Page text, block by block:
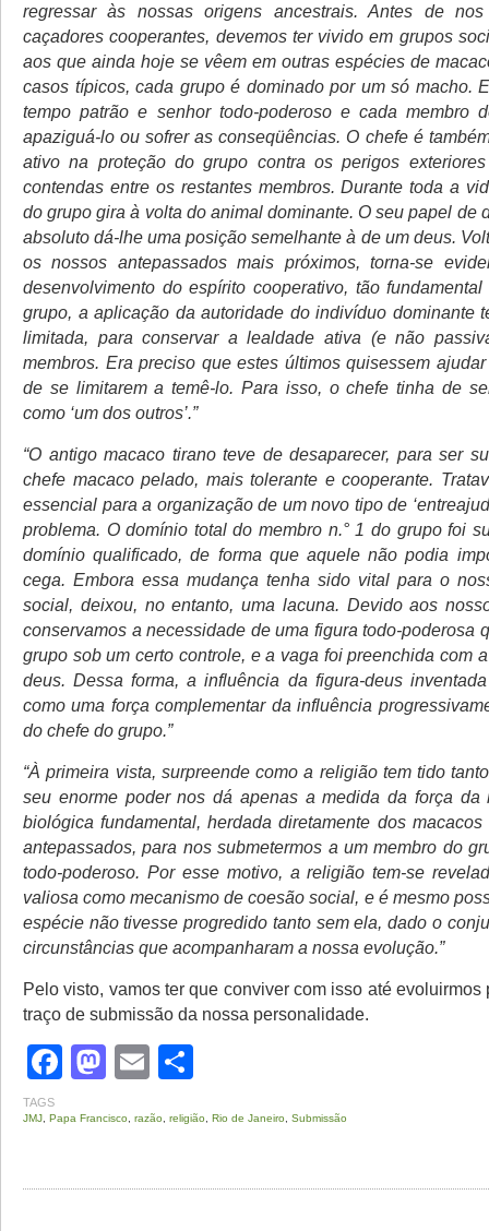
regressar às nossas origens ancestrais. Antes de nos
caçadores cooperantes, devemos ter vivido em grupos
aos que ainda hoje se vêem em outras espécies de
casos típicos, cada grupo é dominado por um só macho.
tempo patrão e senhor todo-poderoso e cada membro
apaziguá-lo ou sofrer as conseqüências. O chefe é
ativo na proteção do grupo contra os perigos
contendas entre os restantes membros. Durante toda a
do grupo gira à volta do animal dominante. O seu papel de
absoluto dá-lhe uma posição semelhante à de um deus.
os nossos antepassados mais próximos, torna-se
desenvolvimento do espírito cooperativo, tão
grupo, a aplicação da autoridade do indivíduo dominante
limitada, para conservar a lealdade ativa (e não
membros. Era preciso que estes últimos quisessem
de se limitarem a temê-lo. Para isso, o chefe tinha de
como ‘um dos outros’.”
“O antigo macaco tirano teve de desaparecer, para ser
chefe macaco pelado, mais tolerante e cooperante.
essencial para a organização de um novo tipo de
problema. O domínio total do membro n.° 1 do grupo foi
domínio qualificado, de forma que aquele não podia
cega. Embora essa mudança tenha sido vital para o
social, deixou, no entanto, uma lacuna. Devido aos
conservamos a necessidade de uma figura todo-poderosa
grupo sob um certo controle, e a vaga foi preenchida com
deus. Dessa forma, a influência da figura-deus
como uma força complementar da influência
do chefe do grupo.”
“À primeira vista, surpreende como a religião tem tido
seu enorme poder nos dá apenas a medida da força da
biológica fundamental, herdada diretamente dos
antepassados, para nos submetermos a um membro do
todo-poderoso. Por esse motivo, a religião tem-se
valiosa como mecanismo de coesão social, e é mesmo
espécie não tivesse progredido tanto sem ela, dado o
circunstâncias que acompanharam a nossa evolução.”
Pelo visto, vamos ter que conviver com isso até evoluirmos
traço de submissão da nossa personalidade.
Facebook
Mastodon
Email
TAGS
JMJ Papa Francisco razão religião Rio de Janeiro Submissão